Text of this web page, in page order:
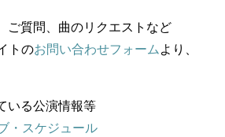
ご質問、曲のリクエストなど
トのお問い合わせフォーム より、
いる公演情報等
・スケジュール